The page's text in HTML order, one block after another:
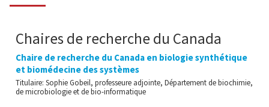
Chaires de recherche du Canada
Chaire de recherche du Canada en biologie synthétique
et biomédecine des systèmes
Titulaire: Sophie Gobeil, professeure adjointe, Département de biochimie,
de microbiologie et de bio-informatique